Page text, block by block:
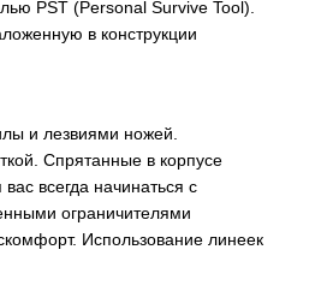
PST (Personal Survive Tool).
в конструкции
и лезвиями ножей.
Спрятанные в корпусе
всегда начинаться с
ограничителями
Использование линеек